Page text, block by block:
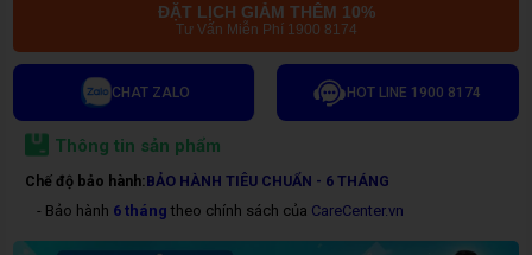
ĐẶT LỊCH GIẢM THÊM 10%
Tư Vấn Miễn Phí 1900 8174
CHAT ZALO HOT LINE 1900 8174
Thông tin sản phẩm
Chế độ bảo hành:BẢO HÀNH TIÊU CHUẨN - 6 THÁNG
- Bảo hành 6 tháng theo chính sách của CareCenter.vn